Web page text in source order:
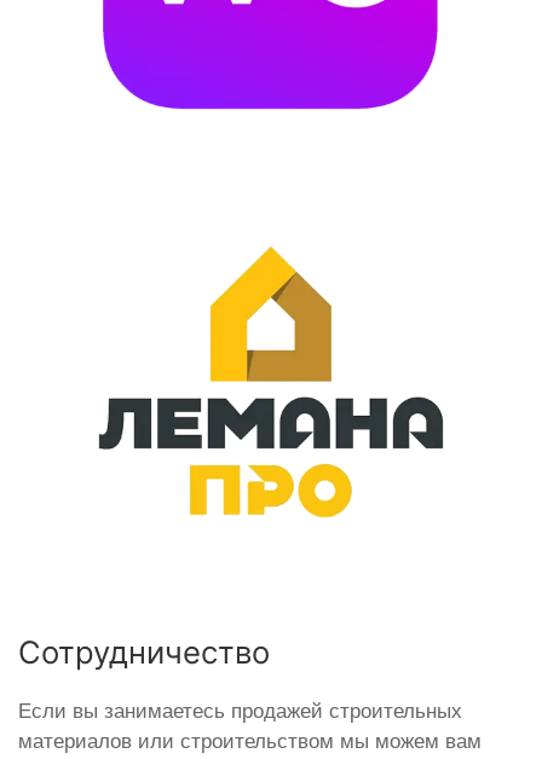
Сотрудничество
Если вы занимаетесь продажей строительных
материалов или строительством мы можем вам